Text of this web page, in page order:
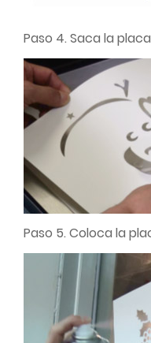
Paso 4. Saca la
Paso 5. Coloca la